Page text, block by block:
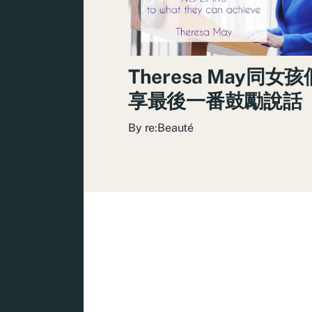
Theresa May同女孩
享最後一番鼓勵說話
By re:Beauté